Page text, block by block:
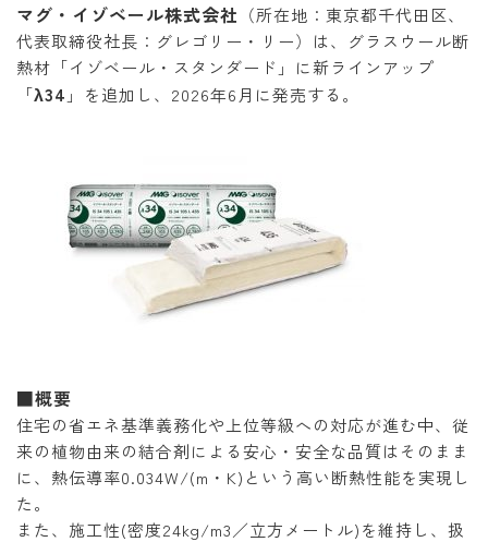
マグ・イゾベール株式会社 （所在地：東京都千代田区、
代表取締役社長：グレゴリー・リー）は、グラスウール断
熱材「イゾベール・スタンダード」に新ラインアップ
「λ34 」を追加し、2026年6月に発売する。
■概要
住宅の省エネ基準義務化や上位等級への対応が進む中、従
来の植物由来の結合剤による安心・安全な品質はそのまま
に、熱伝導率0.034W/(m・K)という高い断熱性能を実現し
た。
また、施工性(密度24kg/m3／立方メートル)を維持し、扱